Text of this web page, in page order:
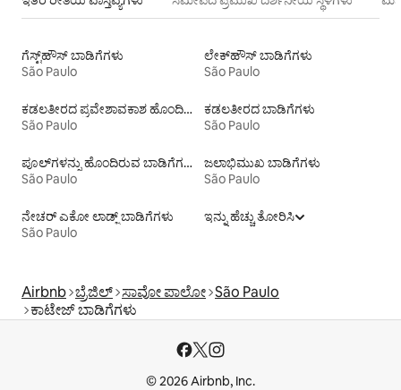
ಗೆಸ್ಟ್‌ಹೌಸ್‌ ಬಾಡಿಗೆಗಳು
São Paulo
ಲೇಕ್‌ಹೌಸ್‌ ಬಾಡಿಗೆಗಳು
São Paulo
ಕಡಲತೀರದ ಪ್ರವೇಶಾವಕಾಶ ಹೊಂದಿರುವ ವಸತಿ ಬಾಡಿಗೆಗಳು
São Paulo
ಕಡಲತೀರದ ಬಾಡಿಗೆಗಳು
São Paulo
ಪೂಲ್‍ಗಳನ್ನು ಹೊಂದಿರುವ ಬಾಡಿಗೆಗಳು
São Paulo
ಜಲಾಭಿಮುಖ ಬಾಡಿಗೆಗಳು
São Paulo
ನೇಚರ್ ಎಕೋ ಲಾಡ್ಜ್ ಬಾಡಿಗೆಗಳು
São Paulo
ಇನ್ನು ಹೆಚ್ಚು ತೋರಿಸಿ
Airbnb ಬ್ರೆಜಿಲ್ ಸಾವೋ ಪಾಲೋ São Paulo
ಕಾಟೇಜ್‌ ಬಾಡಿಗೆಗಳು
© 2026 Airbnb, Inc.